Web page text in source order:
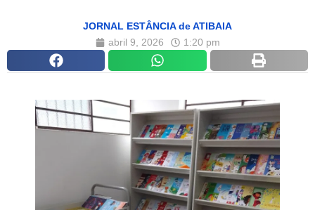
JORNAL ESTÂNCIA de ATIBAIA
abril 9, 2026
1:20 pm